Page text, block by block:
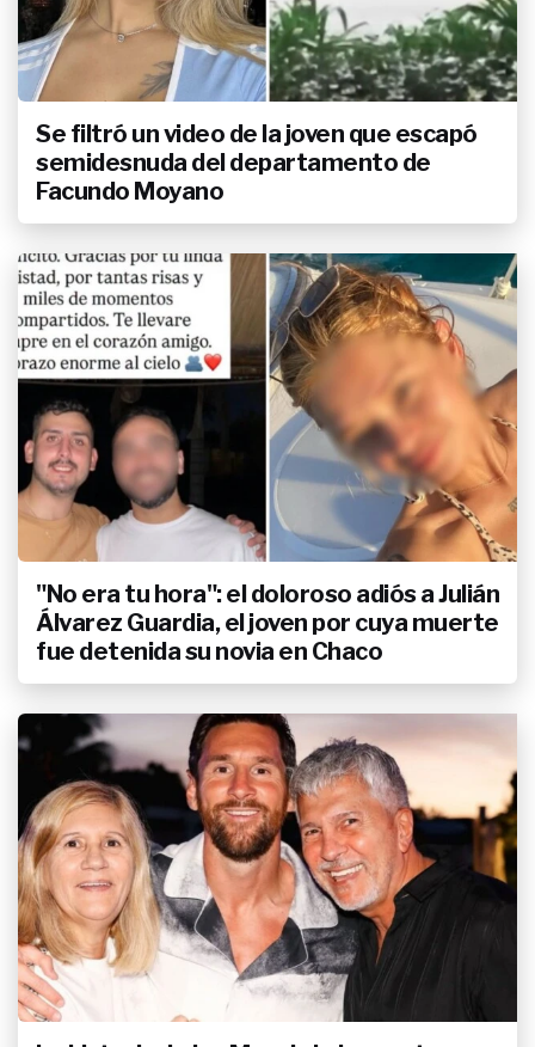
Se filtró un video de la joven que escapó
semidesnuda del departamento de
Facundo Moyano
"No era tu hora": el doloroso adiós a Julián
Álvarez Guardia, el joven por cuya muerte
fue detenida su novia en Chaco